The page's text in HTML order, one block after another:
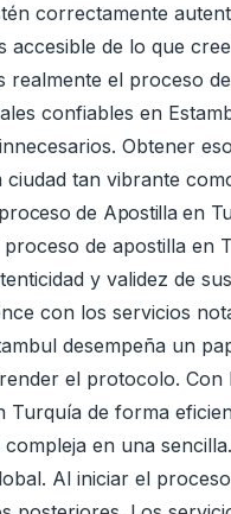
correctamente
accesible de lo que
realmente el proceso
confiables en
Obtener
ciudad tan vibrante
de Apostilla en
de apostilla en
y validez de
con los servicios
desempeña un
el protocolo. Con
Turquía de forma
en una
Al iniciar el